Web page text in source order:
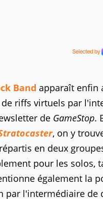
Band apparaît enfin
de riffs virtuels par
de GameStop.
, on y
en deux
pour les solos,
également la
par l'intermédiaire de